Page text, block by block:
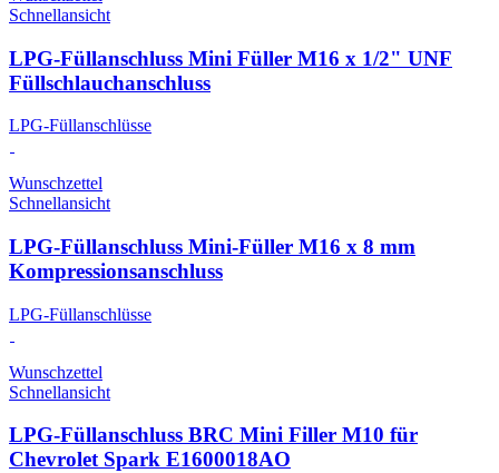
Schnellansicht
LPG-Füllanschluss Mini Füller M16 x 1/2" UNF
Füllschlauchanschluss
LPG-Füllanschlüsse
Wunschzettel
Schnellansicht
LPG-Füllanschluss Mini-Füller M16 x 8 mm
Kompressionsanschluss
LPG-Füllanschlüsse
Wunschzettel
Schnellansicht
LPG-Füllanschluss BRC Mini Filler M10 für
Chevrolet Spark E1600018AO